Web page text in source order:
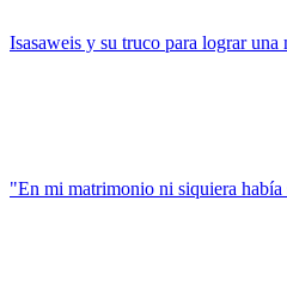
Isasaweis y su truco para lograr una
"En mi matrimonio ni siquiera había